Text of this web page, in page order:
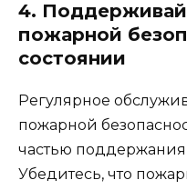
4.
пожарной
состоянии
Регулярное
пожарной
частью
Убедитесь, что